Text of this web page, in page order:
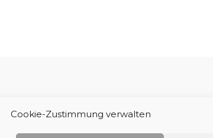
Cookie-Zustimmung verwalten